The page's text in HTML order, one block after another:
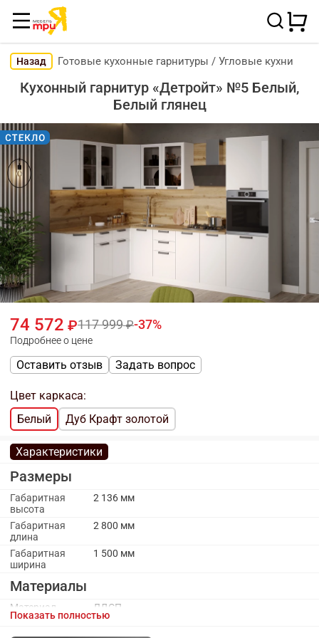
Назад Готовые кухонные гарнитуры / Угловые кухни
Кухонный гарнитур «Детройт» №5 Белый,
Белый глянец
74 572 117 999 37
Подробнее о цене
Оставить отзыв Задать вопрос
Цвет каркаса:
Белый
Дуб Крафт золотой
Характеристики
Размеры
Габаритная
высота
2 136 мм
Габаритная
длина
2 800 мм
Габаритная
ширина
1 500 мм
Материалы
Материал
каркаса
ЛДСП
Материал ПВХ
Показать полностью